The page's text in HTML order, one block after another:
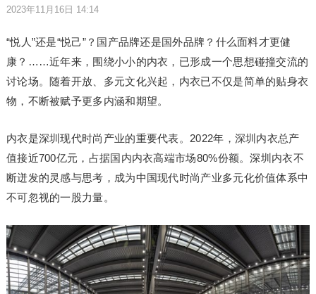
2023年11月16日 14:14
“悦人”还是“悦己”？国产品牌还是国外品牌？什么面料才更健
康？……近年来，围绕小小的内衣，已形成一个思想碰撞交流的
讨论场。随着开放、多元文化兴起，内衣已不仅是简单的贴身衣
物，不断被赋予更多内涵和期望。
内衣是深圳现代时尚产业的重要代表。2022年，深圳内衣总产
值接近700亿元，占据国内内衣高端市场80%份额。深圳内衣不
断迸发的灵感与思考，成为中国现代时尚产业多元化价值体系中
不可忽视的一股力量。